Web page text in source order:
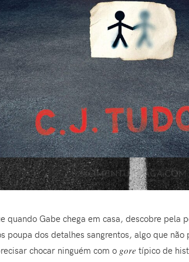
quando Gabe chega em casa, descobre pela
poupa dos detalhes sangrentos, algo que
chocar ninguém com o gore típico de